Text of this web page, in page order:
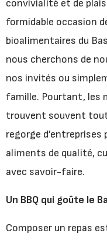
convivialité et de
formidable occasion
bioalimentaires du
nous cherchons de
nos invités ou
famille. Pourtant, les
trouvent souvent
regorge
aliments de qualité,
avec savoir-faire.
Un BBQ qui goûte le
Composer un repas